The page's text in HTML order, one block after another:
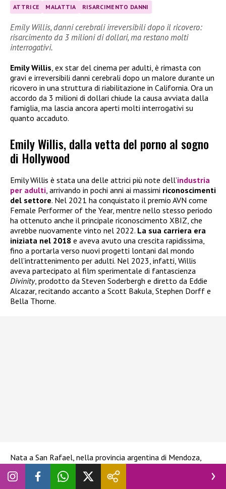
ATTRICE MALATTIA RISARCIMENTO DANNI
Emily Willis, danni cerebrali irreversibili dopo il ricovero:
risarcimento da 3 milioni di dollari, ma restano molti
interrogativi.
Emily Willis, ex star del cinema per adulti, è rimasta con
gravi e irreversibili danni cerebrali dopo un malore durante un
ricovero in una struttura di riabilitazione in California. Ora un
accordo da 3 milioni di dollari chiude la causa avviata dalla
famiglia, ma lascia ancora aperti molti interrogativi su
quanto accaduto.
Emily Willis, dalla vetta del porno al sogno
di Hollywood
Emily Willis è stata una delle attrici più note dell’industria
per adulti , arrivando in pochi anni ai massimi riconoscimenti
del settore. Nel 2021 ha conquistato il premio AVN come
Female Performer of the Year, mentre nello stesso periodo
ha ottenuto anche il principale riconoscimento XBIZ, che
avrebbe nuovamente vinto nel 2022. La sua carriera era
iniziata nel 2018 e aveva avuto una crescita rapidissima,
fino a portarla verso nuovi progetti lontani dal mondo
dell’intrattenimento per adulti. Nel 2023, infatti, Willis
aveva partecipato al film sperimentale di fantascienza
Divinity, prodotto da Steven Soderbergh e diretto da Eddie
Alcazar, recitando accanto a Scott Bakula, Stephen Dorff e
Bella Thorne.
Nata a San Rafael, nella provincia argentina di Mendoza,
Willis si era trasferita ancora bambina nello Utah insieme
alla madre. Prima di entrare nel settore aveva studiato